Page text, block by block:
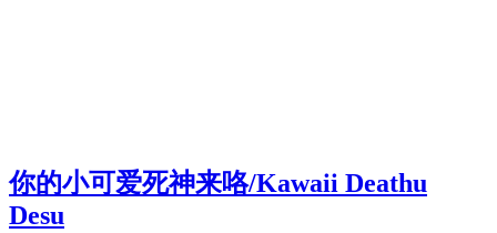
你的小可爱死神来咯/Kawaii Deathu
Desu